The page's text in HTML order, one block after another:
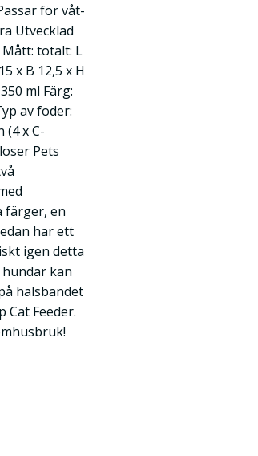
för våt-
Utvecklad
totalt: L
x B 12,5 x H
ml Färg:
av foder:
x C-
Pets
färger, en
har ett
igen detta
kan
halsbandet
Cat Feeder.